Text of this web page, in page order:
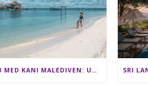
CLUB MED KANI MALEDIVEN: UNSERE ERFAHRUNGEN IM ALL-INCLUSIVE PARADIES